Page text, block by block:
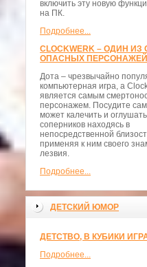
включить эту новую
на ПК.
Подробнее...
CLOCKWERK – ОДИН
ОПАСНЫХ
Дота – чрезвычайно
компьютерная игра, а
является самым
персонажем. Посудите
может калечить и
соперников находясь в
непосредственной
применяя к ним своего
лезвия.
Подробнее...
ДЕТСКИЙ ЮМОР
ДЕТСТВО, В КУБИКИ
Подробнее...